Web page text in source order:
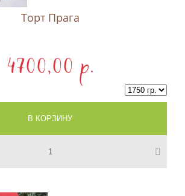
Торт Прага
4700,00 p.